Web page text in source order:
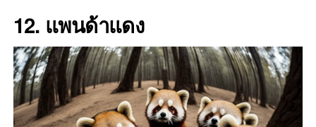
12. แพนด้าแดง